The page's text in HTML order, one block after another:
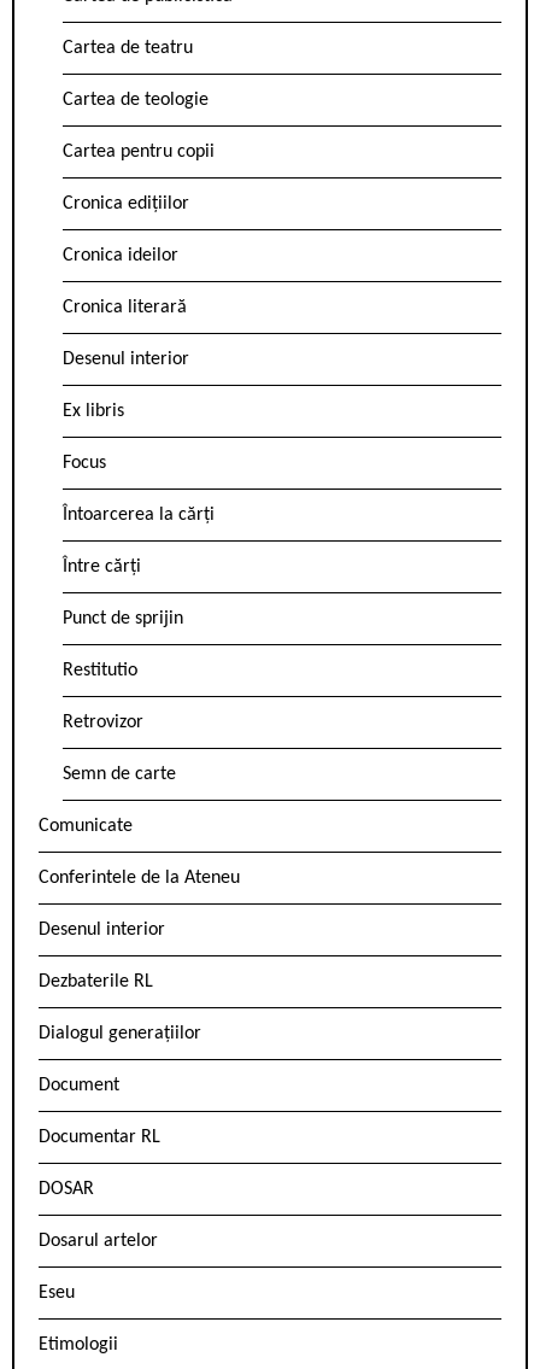
Cartea de teatru
Cartea de teologie
Cartea pentru copii
Cronica edițiilor
Cronica ideilor
Cronica literară
Desenul interior
Ex libris
Focus
Întoarcerea la cărți
Între cărți
Punct de sprijin
Restitutio
Retrovizor
Semn de carte
Comunicate
Conferintele de la Ateneu
Desenul interior
Dezbaterile RL
Dialogul generațiilor
Document
Documentar RL
DOSAR
Dosarul artelor
Eseu
Etimologii